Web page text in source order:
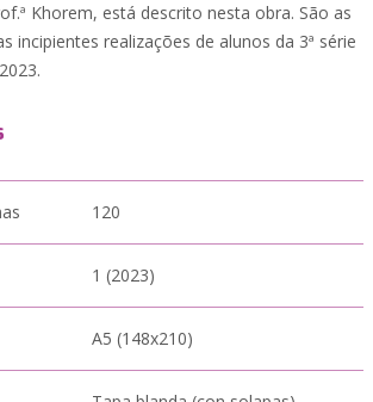
Khorem, está descrito nesta obra. São as
incipientes realizações de alunos da 3ª série
120
1 (2023)
A5 (148x210)